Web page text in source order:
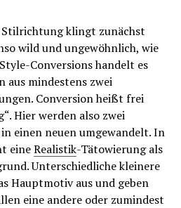
Stilrichtung klingt zunächst
wild und ungewöhnlich, wie
Conversions handelt es
aus mindestens zwei
Conversion heißt frei
Hier werden also zwei
einen neuen umgewandelt. In
eineRealistik-Tätowierung als
Unterschiedliche kleinere
Hauptmotiv aus und geben
eine andere oder zumindest